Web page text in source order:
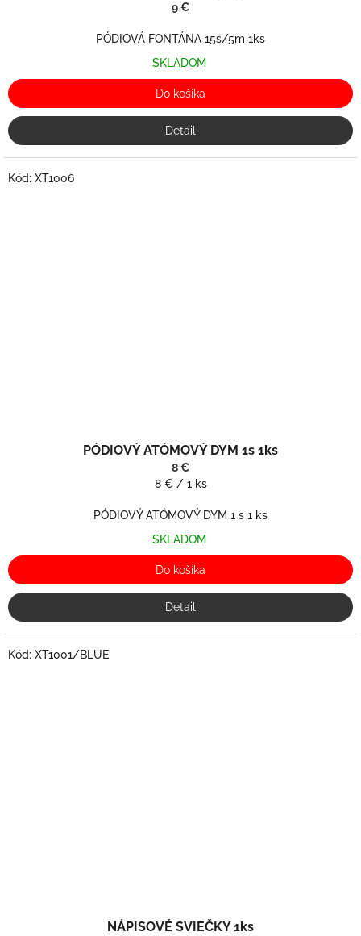
9 €
PÓDIOVÁ FONTÁNA 15s/5m 1ks
SKLADOM
Do košíka
Detail
PÓDIOVÝ ATÓMOVÝ DYM 1s 1ks
8 €
Jednotková
8 € / 1 ks
PÓDIOVÝ ATÓMOVÝ DYM 1 s 1 ks
SKLADOM
Do košíka
Detail
Kód: XT1006
NÁPISOVÉ SVIEČKY 1ks
Kód: XT1001/BLUE